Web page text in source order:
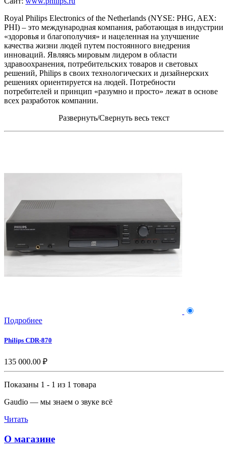
Royal Philips Electronics of the Netherlands (NYSE: PHG, AEX:
PHI) – это международная компания, работающая в индустрии
«здоровья и благополучия» и нацеленная на улучшение
качества жизни людей путем постоянного внедрения
инноваций. Являясь мировым лидером в области
здравоохранения, потребительских товаров и световых
решений, Philips в своих технологических и дизайнерских
решениях ориентируется на людей. Потребности
потребителей и принцип «разумно и просто» лежат в основе
всех разработок компании.
Развернуть/Свернуть весь текст
Подробнее
Philips CDR-870
135 000.00 ₽
Показаны 1 - 1 из 1 товара
Gaudio — мы знаем о звуке всё
Читать
О магазине